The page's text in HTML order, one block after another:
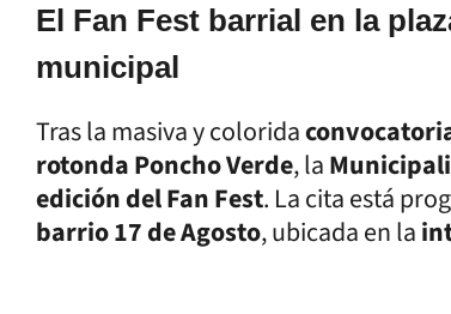
El Fan Fest barrial en la
municipal
Tras la masiva y colorida
rotonda Poncho Verde, la
edición del Fan Fest. La cita está
barrio 17 de Agosto, ubicada en la